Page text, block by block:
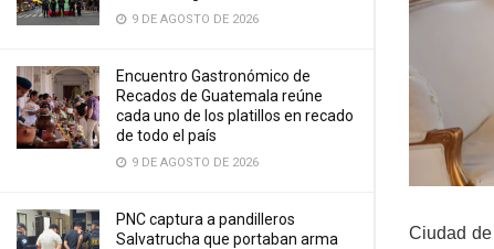
9 DE AGOSTO DE 2026
Encuentro Gastronómico de
Recados de Guatemala reúne
cada uno de los platillos en recado
de todo el país
9 DE AGOSTO DE 2026
PNC captura a pandilleros
Salvatrucha que portaban arma
Ciudad